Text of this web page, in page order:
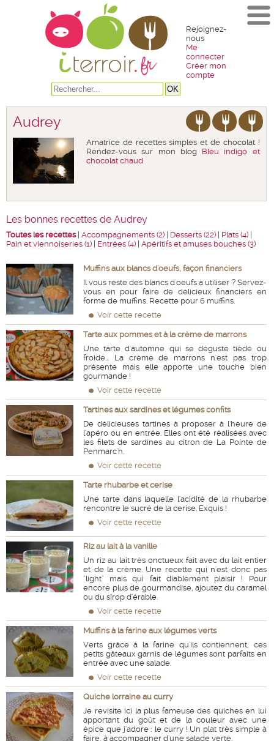
Rejoignez-
nous
Me
connecter
Créer mon
compte
Audrey
Amatrice de recettes simples et de chocolat !
Rendez-vous sur mon blog Bleu indigo et
chocolat chaud
Les bonnes recettes de Audrey
Toutes les recettes| Accompagnements (2) Desserts (22) Plats (4)
Pain et viennoiseries (1)
Entrées (4) Apéritifs et amuses bouches (3)
Muffins aux blancs d'oeufs, façon financiers
Il vous reste des blancs d'oeufs à utiliser ? Servez-
vous en pour faire de délicieux financiers en
forme de muffins. Recette pour 6 muffins.
Voir cette recette
Tarte aux pommes et à la crème de marrons
Une tarte d'automne qui se déguste tiède ou
froide... La crème de marrons n'est pas trop
présente mais elle apporte une touche bien
gourmande !
Voir cette recette
Tartines aux sardines et légumes confits
De délicieuses tartines à proposer à l'heure de
l'apéro ou en entrée. Elles ont été réalisées avec
les filets de sardines au citron de La Pointe de
Penmarc'h.
Voir cette recette
Tarte rhubarbe et cerise
Une tarte dans laquelle l'acidité de la rhubarbe
rencontre le sucré de la cerise. Exquis !
Voir cette recette
Riz au lait à la vanille
Un riz au lait très onctueux fait avec du lait entier
et de la crème. Une recette qui n'est donc pas
"light" mais qui fait diablement plaisir ! Pour
encore plus de gourmandise, ajoutez du caramel
ou du sirop d'érable.
Voir cette recette
Muffins à la farine aux légumes verts
Verts grâce à la farine qu'ils contiennent, ces
petits gâteaux garnis de légumes sont parfaits en
entrée avec une salade.
Voir cette recette
Quiche lorraine au curry
Je revisite ici la plus fameuse des quiches en lui
apportant du goût et de la couleur avec une
épice que j'adore : le curry ! Un plat très simple à
faire, à accompagner d'une salade verte.